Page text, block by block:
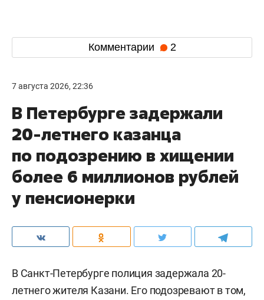
Комментарии 2
7 августа 2026, 22:36
В Петербурге задержали
20-летнего казанца
по подозрению в хищении
более 6 миллионов рублей
у пенсионерки
В Санкт-Петербурге полиция задержала 20-
летнего жителя Казани. Его подозревают в том,